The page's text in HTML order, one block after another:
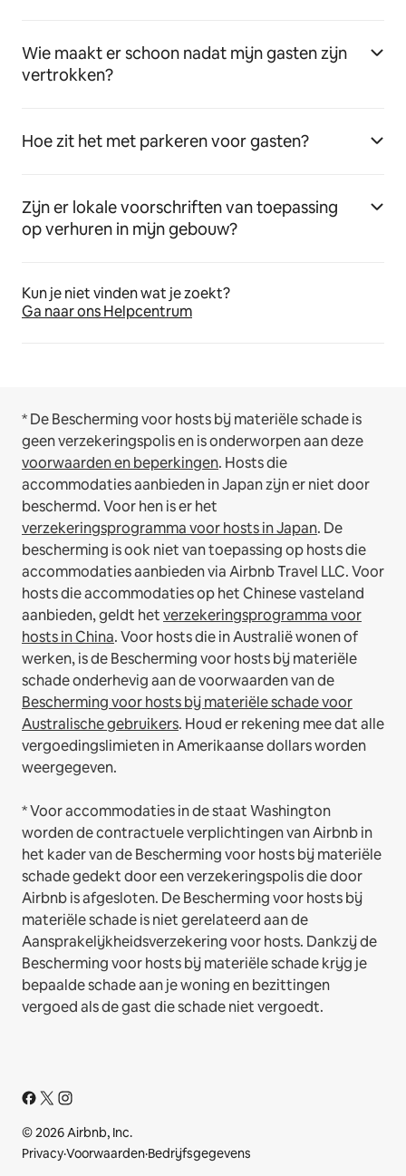
Wie maakt er schoon nadat mijn gasten zijn
vertrokken?
Hoe zit het met parkeren voor gasten?
Zijn er lokale voorschriften van toepassing
op verhuren in mijn gebouw?
Kun je niet vinden wat je zoekt?
Ga naar ons Helpcentrum
* De Bescherming voor hosts bij materiële schade is
geen verzekeringspolis en is onderworpen aan deze
voorwaarden en beperkingen. Hosts die
accommodaties aanbieden in Japan zijn er niet door
beschermd. Voor hen is er het
verzekeringsprogramma voor hosts in Japan. De
bescherming is ook niet van toepassing op hosts die
accommodaties aanbieden via Airbnb Travel LLC.Voor
hosts die accommodaties op het Chinese vasteland
aanbieden, geldt hetverzekeringsprogramma voor
hosts in China.Voor hosts die in Australië wonen of
werken, is de Bescherming voor hosts bij materiële
schade onderhevig aan de voorwaarden van de
Bescherming voor hosts bij materiële schade voor
Australische gebruikers. Houd er rekening mee dat alle
vergoedingslimieten in Amerikaanse dollars worden
weergegeven.
* Voor accommodaties in de staat Washington
worden de contractuele verplichtingen van Airbnb in
het kader van de Bescherming voor hosts bij materiële
schade gedekt door een verzekeringspolis die door
Airbnb is afgesloten. De Bescherming voor hosts bij
materiële schade is niet gerelateerd aan de
Aansprakelijkheidsverzekering voor hosts. Dankzij de
Bescherming voor hosts bij materiële schade krijg je
bepaalde schade aan je woning en bezittingen
vergoed als de gast die schade niet vergoedt.
© 2026 Airbnb, Inc.
Privacy·Voorwaarden·Bedrijfsgegevens